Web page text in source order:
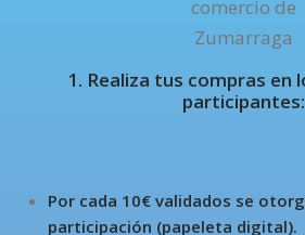
1. Realiza tus compras en
participantes:
Por cada 10€ validados se
participación (papeleta digital).